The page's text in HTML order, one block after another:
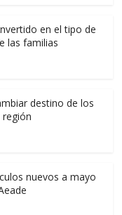
en el tipo de
las familias
destino de los
nuevos a mayo